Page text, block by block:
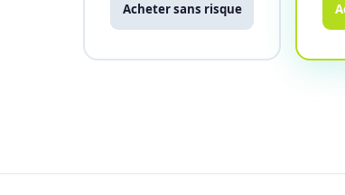
Acheter sans risque